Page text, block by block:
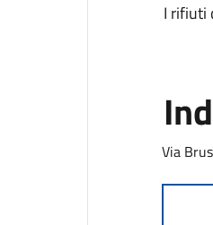
I rifiuti
Via